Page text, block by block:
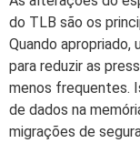
do TLB são os
Quando apropriado,
para reduzir as
menos frequentes.
de dados na
migrações de